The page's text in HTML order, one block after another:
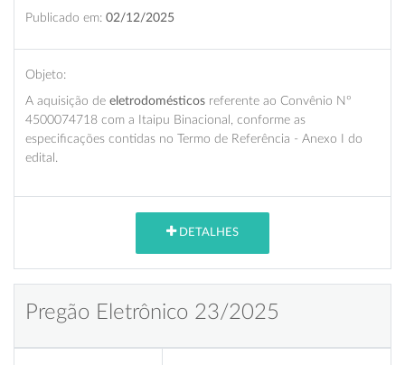
Publicado em: 02/12/2025
Objeto:
A aquisição de eletrodomésticos referente ao Convênio Nº
4500074718 com a Itaipu Binacional, conforme as
especificações contidas no Termo de Referência - Anexo I do
edital.
DETALHES
Pregão Eletrônico 23/2025